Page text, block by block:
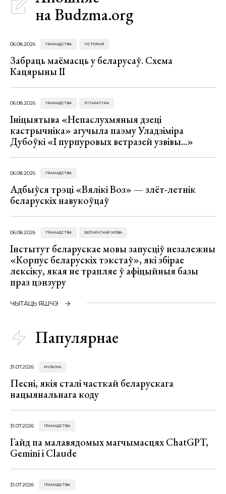
на Budzma.org
06.08.2026 ГРАМАДСТВА ГІСТОРЫЯ
Забраць маёмасць у беларусаў. Схема
Кацярыны ІІ
06.08.2026 ГРАМАДСТВА ЛІТАРАТУРА
Ініцыятыва «Непаслухмяныя дзеці
кастрычніка» агучыла паэму Уладзіміра
Дубоўкі «І пурпуровых ветразей узвівы...»
06.08.2026 ГРАМАДСТВА
Адбыўся трэці «Вялікі Воз» — злёт-летнік
беларускіх навукоўцаў
06.08.2026 ГРАМАДСТВА БЕЛАРУСКАЯ МОВА
Інстытут беларускае мовы запусціў незалежны
«Корпус беларускіх тэкстаў», які збірае
лексіку, якая не трапляе ў афіцыйныя базы
праз цэнзуру
ЧЫТАЦЬ ЯШЧЭ
Папулярнае
31.07.2026 МУЗЫКА
Песні, якія сталі часткай беларускага
нацыянальнага коду
31.07.2026 ГРАМАДСТВА
Гайд па малавядомых магчымасцях ChatGPT,
Gemini і Claude
31.07.2026 ГРАМАДСТВА